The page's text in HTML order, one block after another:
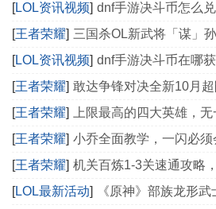
[LOL资讯视频] dnf手游决斗币怎么
[王者荣耀] 三国杀OL新武将「谋」
[LOL资讯视频] dnf手游决斗币在哪
[王者荣耀] 敢达争锋对决全新10月
[王者荣耀]
上限最高的四大英雄，
[王者荣耀] 小乔全面教学，一闪必
[王者荣耀] 机关百炼1-3关速通攻略
[LOL最新活动] 《原神》部族龙形